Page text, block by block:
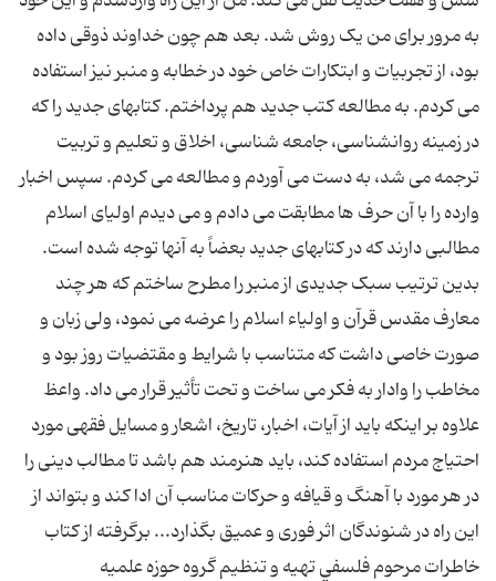
به مرور براى من يک روش شد. بعد هم چون خداوند ذوقى داده
بود، از تجربيات و ابتکارات خاص خود در خطابه و منبر نيز استفاده
مى کردم. به مطالعه کتب جديد هم پرداختم. کتابهاى جديد را که
در زمينه روانشناسى، جامعه شناسى، اخلاق و تعليم و تربيت
ترجمه مى شد، به دست مى آوردم و مطالعه مى کردم. سپس اخبار
وارده را با آن حرف ها مطابقت مى دادم و مى ديدم اولياى اسلام
مطالبى دارند که در کتابهاى جديد بعضاً به آنها توجه شده است.
بدين ترتيب سبک جديدى از منبر را مطرح ساختم که هر چند
معارف مقدس قرآن و اولياء اسلام را عرضه مى نمود، ولى زبان و
صورت خاصى داشت که متناسب با شرايط و مقتضيات روز بود و
مخاطب را وادار به فکر مى ساخت و تحت تأثير قرار مى داد. واعظ
علاوه بر اينکه بايد از آيات، اخبار، تاريخ، اشعار و مسايل فقهى مورد
احتياج مردم استفاده کند، بايد هنرمند هم باشد تا مطالب دينى را
در هر مورد با آهنگ و قيافه و حرکات مناسب آن ادا کند و بتواند از
اين راه در شنوندگان اثر فورى و عميق بگذارد... برگرفته از کتاب
خاطرات مرحوم فلسفي تهيه و تنظيم گروه حوزه علميه